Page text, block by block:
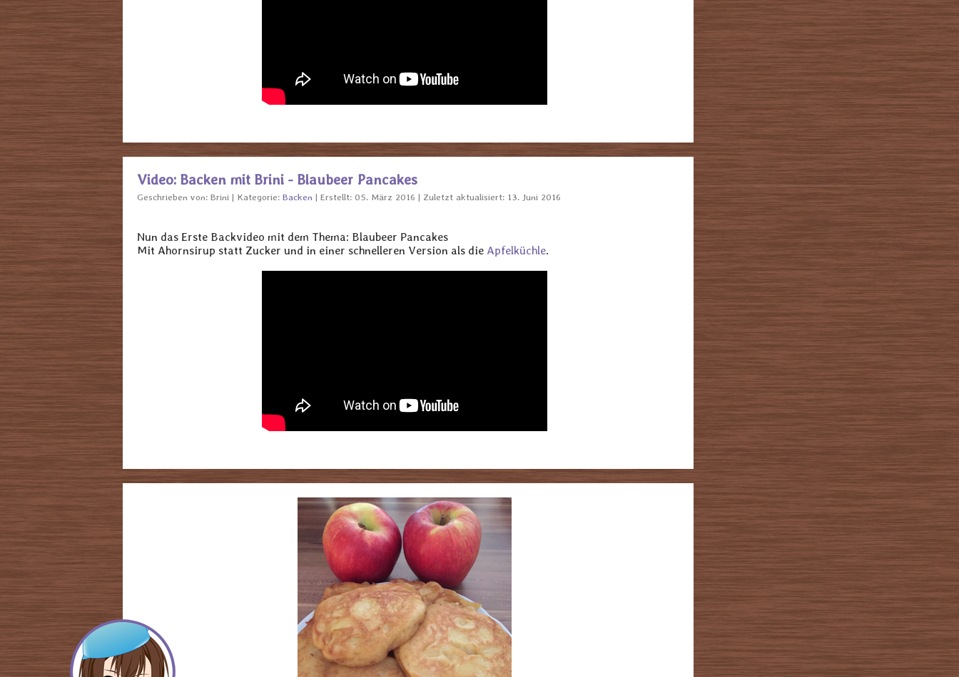
Video: Backen mit Brini - Blaubeer Pancakes
Geschrieben von: Brini Kategorie: Backen Erstellt: 05. März 2016 Zuletzt aktualisiert: 13. Juni 2016
Nun das Erste Backvideo mit dem Thema: Blaubeer Pancakes
Mit Ahornsirup statt Zucker und in einer schnelleren Version als die Apfelküchle.